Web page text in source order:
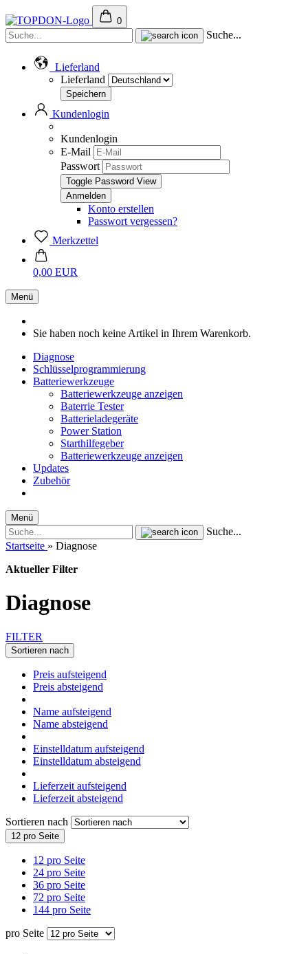
0
Suche...
Lieferland
Lieferland
Kundenlogin
Kundenlogin
E-Mail
Passwort
Toggle Password View
Konto erstellen
Passwort vergessen?
Merkzettel
0,00 EUR
Menü
Sie haben noch keine Artikel in Ihrem Warenkorb.
Diagnose
Schlüsselprogrammierung
Batteriewerkzeuge
Batteriewerkzeuge anzeigen
Baterrie Tester
Batterieladegeräte
Power Station
Starthilfegeber
Batteriewerkzeuge anzeigen
Updates
Zubehör
Menü
Suche...
Startseite » Diagnose
Aktueller Filter
Diagnose
FILTER
Sortieren nach
Preis aufsteigend
Preis absteigend
Name aufsteigend
Name absteigend
Einstelldatum aufsteigend
Einstelldatum absteigend
Lieferzeit aufsteigend
Lieferzeit absteigend
Sortieren nach
12 pro Seite
12 pro Seite
24 pro Seite
36 pro Seite
72 pro Seite
144 pro Seite
pro Seite